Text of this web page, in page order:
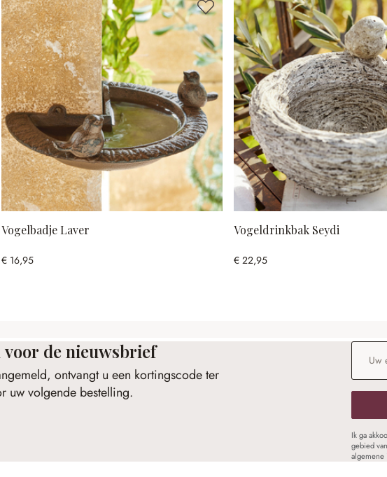
Vogelbadje Laver
€ 16,95
Vogeldrinkbak Seydi
€ 22,95
voor de nieuwsbrief
ontvangt u een kortingscode ter
uw volgende bestelling.
E-
Ik ga
gebied
algemene